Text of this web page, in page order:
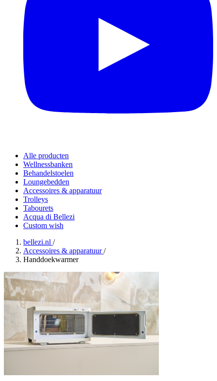
Alle producten
Wellnessbanken
Behandelstoelen
Loungebedden
Accessoires & apparatuur
Trolleys
Tabourets
Acqua di Bellezi
Custom wish
bellezi.nl /
Accessoires & apparatuur/
Handdoekwarmer